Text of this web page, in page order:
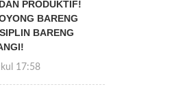
PRODUKTIF!
BARENG
BARENG
17:58